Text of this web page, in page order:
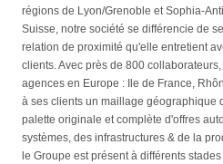
régions de Lyon/Grenoble et Sophia-
Suisse, notre société se différencie de
relation de proximité qu'elle entretient
clients. Avec près de 800
agences en Europe : Ile de France,
à ses clients un maillage géographique
palette originale et complète d'offres
systèmes, des infrastructures & de la
le Groupe est présent à différents